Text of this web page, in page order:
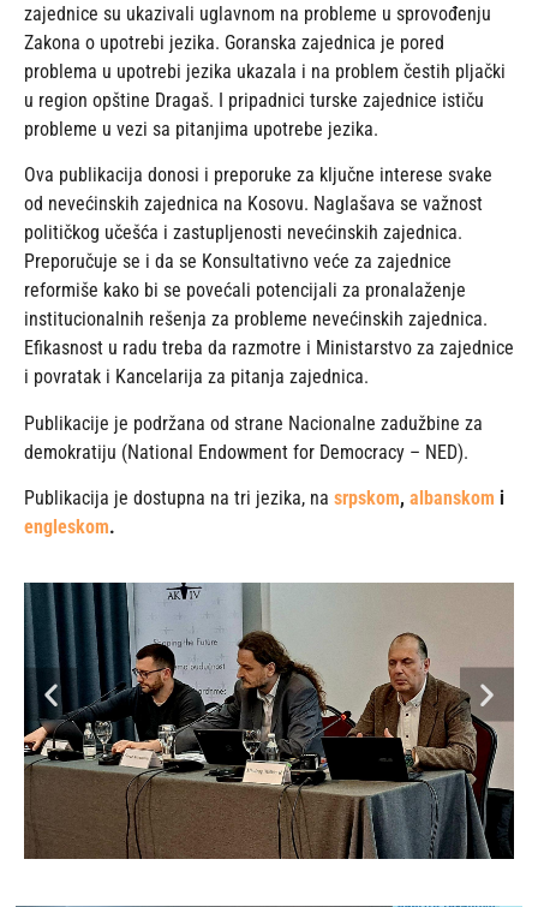
zajednice su ukazivali uglavnom na probleme u sprovođenju
Zakona o upotrebi jezika. Goranska zajednica je pored
problema u upotrebi jezika ukazala i na problem čestih pljački
u region opštine Dragaš. I pripadnici turske zajednice ističu
probleme u vezi sa pitanjima upotrebe jezika.
Ova publikacija donosi i preporuke za ključne interese svake
od nevećinskih zajednica na Kosovu. Naglašava se važnost
političkog učešća i zastupljenosti nevećinskih zajednica.
Preporučuje se i da se Konsultativno veće za zajednice
reformiše kako bi se povećali potencijali za pronalaženje
institucionalnih rešenja za probleme nevećinskih zajednica.
Efikasnost u radu treba da razmotre i Ministarstvo za zajednice
i povratak i Kancelarija za pitanja zajednica.
Publikacije je podržana od strane Nacionalne zadužbine za
demokratiju (National Endowment for Democracy – NED).
Publikacija je dostupna na tri jezika, na srpskom, albanskom i
engleskom.